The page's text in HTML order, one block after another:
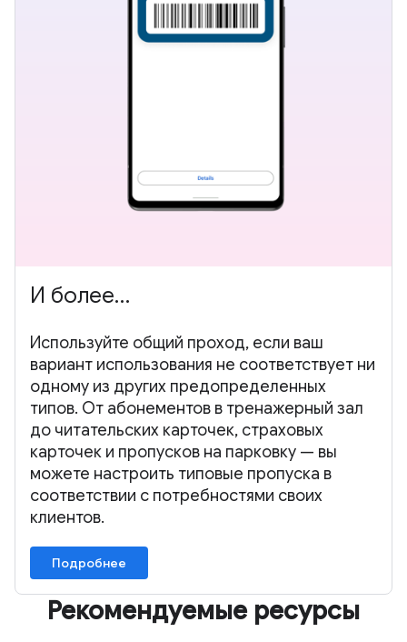
И более…
Используйте общий проход, если ваш
вариант использования не соответствует ни
одному из других предопределенных
типов. От абонементов в тренажерный зал
до читательских карточек, страховых
карточек и пропусков на парковку — вы
можете настроить типовые пропуска в
соответствии с потребностями своих
клиентов.
Подробнее
Рекомендуемые ресурсы